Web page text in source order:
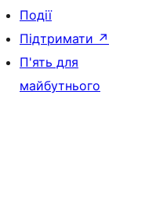
Події
Підтримати ↗
П'ять для
майбутнього